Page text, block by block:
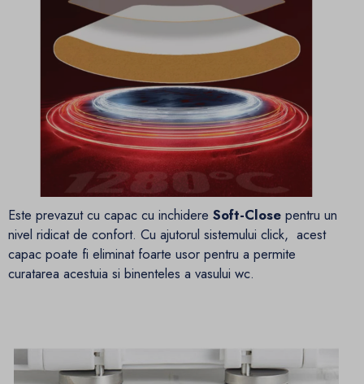
Este prevazut cu capac cu inchidere Soft-Close pentru un
nivel ridicat de confort. Cu ajutorul sistemului click, acest
capac poate fi eliminat foarte usor pentru a permite
curatarea acestuia si binenteles a vasului wc.